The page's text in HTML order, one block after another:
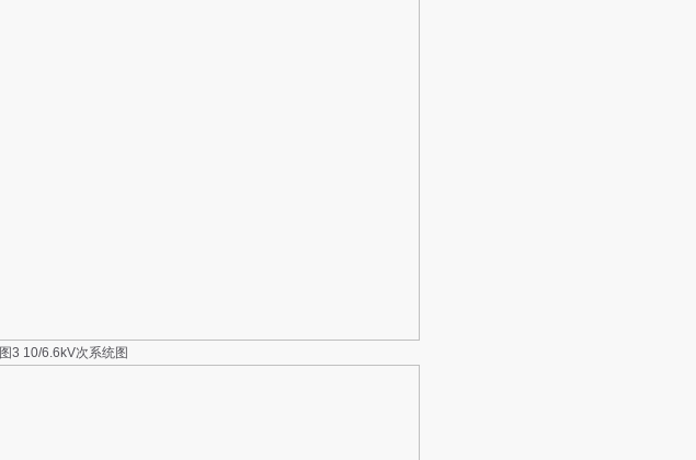
图3 10/6.6kV次系统图